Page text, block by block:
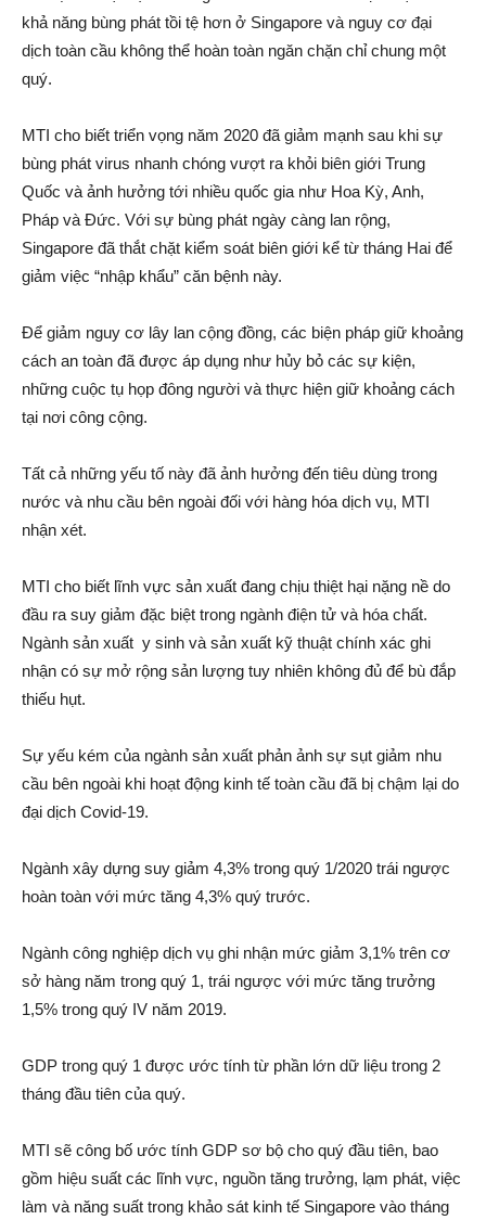
khả năng bùng phát tồi tệ hơn ở Singapore và nguy cơ đại
dịch toàn cầu không thể hoàn toàn ngăn chặn chỉ chung một
quý.
MTI cho biết triển vọng năm 2020 đã giảm mạnh sau khi sự
bùng phát virus nhanh chóng vượt ra khỏi biên giới Trung
Quốc và ảnh hưởng tới nhiều quốc gia như Hoa Kỳ, Anh,
Pháp và Đức. Với sự bùng phát ngày càng lan rộng,
Singapore đã thắt chặt kiểm soát biên giới kể từ tháng Hai để
giảm việc “nhập khẩu” căn bệnh này.
Để giảm nguy cơ lây lan cộng đồng, các biện pháp giữ khoảng
cách an toàn đã được áp dụng như hủy bỏ các sự kiện,
những cuộc tụ họp đông người và thực hiện giữ khoảng cách
tại nơi công cộng.
Tất cả những yếu tố này đã ảnh hưởng đến tiêu dùng trong
nước và nhu cầu bên ngoài đối với hàng hóa dịch vụ, MTI
nhận xét.
MTI cho biết lĩnh vực sản xuất đang chịu thiệt hại nặng nề do
đầu ra suy giảm đặc biệt trong ngành điện tử và hóa chất.
Ngành sản xuất y sinh và sản xuất kỹ thuật chính xác ghi
nhận có sự mở rộng sản lượng tuy nhiên không đủ để bù đắp
thiếu hụt.
Sự yếu kém của ngành sản xuất phản ảnh sự sụt giảm nhu
cầu bên ngoài khi hoạt động kinh tế toàn cầu đã bị chậm lại do
đại dịch Covid-19.
Ngành xây dựng suy giảm 4,3% trong quý 1/2020 trái ngược
hoàn toàn với mức tăng 4,3% quý trước.
Ngành công nghiệp dịch vụ ghi nhận mức giảm 3,1% trên cơ
sở hàng năm trong quý 1, trái ngược với mức tăng trưởng
1,5% trong quý IV năm 2019.
GDP trong quý 1 được ước tính từ phần lớn dữ liệu trong 2
tháng đầu tiên của quý.
MTI sẽ công bố ước tính GDP sơ bộ cho quý đầu tiên, bao
gồm hiệu suất các lĩnh vực, nguồn tăng trưởng, lạm phát, việc
làm và năng suất trong khảo sát kinh tế Singapore vào tháng